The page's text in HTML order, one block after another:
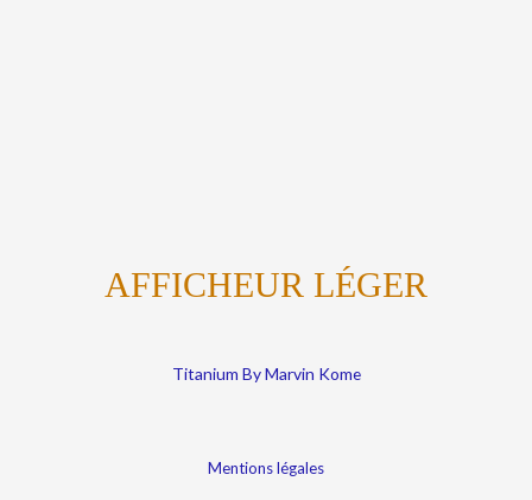
AFFICHEUR LÉGER
Titanium By Marvin Kome
Mentions légales